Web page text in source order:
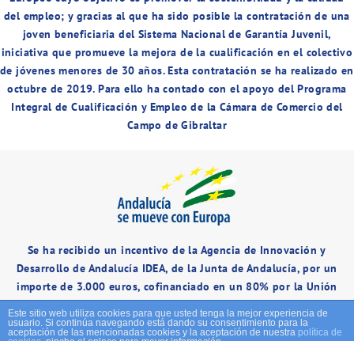
del empleo; y gracias al que ha sido posible la contratación de una
joven beneficiaria del Sistema Nacional de Garantía Juvenil,
iniciativa que promueve la mejora de la cualificación en el colectivo
de jóvenes menores de 30 años. Esta contratación se ha realizado en
octubre de 2019. Para ello ha contado con el apoyo del Programa
Integral de Cualificación y Empleo de la Cámara de Comercio del
Campo de Gibraltar
Se ha recibido un incentivo de la Agencia de Innovación y
Desarrollo de Andalucía IDEA, de la Junta de Andalucía, por un
importe de 3.000 euros, cofinanciado en un 80% por la Unión
Europea a través del Fondo Europeo de Desarrollo Regional, FEDER
para la realización del proyecto “Reingeniería y mejora de los
Este sitio web utiliza cookies para que usted tenga la mejor experiencia de
usuario. Si continúa navegando está dando su consentimiento para la
aceptación de las mencionadas cookies y la aceptación de nuestra política de